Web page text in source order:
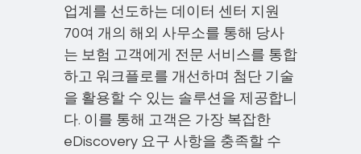
업계를 선도하는 데이터 센터 지원
70여 개의 해외 사무소를 통해 당사
는 보험 고객에게 전문 서비스를 통합
하고 워크플로를 개선하며 첨단 기술
을 활용할 수 있는 솔루션을 제공합니
다. 이를 통해 고객은 가장 복잡한
eDiscovery 요구 사항을 충족할 수